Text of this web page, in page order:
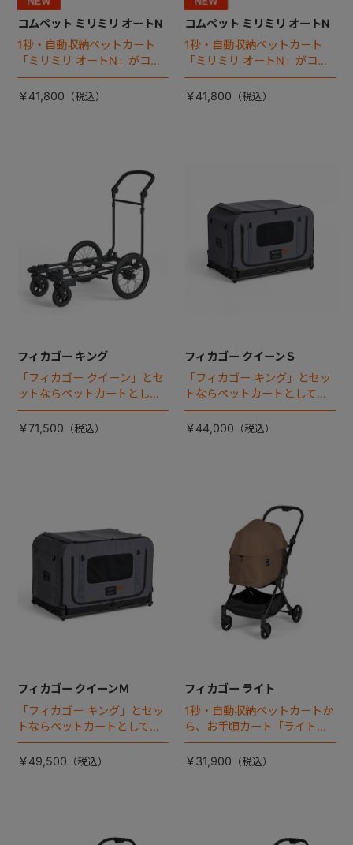
コムペット ミリミリ オートN
1秒・自動収納ペットカート
「ミリミリ オートN」がコム
ペットから登場！
￥41,800
コムペット ミリミリ オートN
1秒・自動収納ペットカート
「ミリミリ オートN」がコム
ペットから登場！
￥41,800
フィカゴー キング
「フィカゴー クイーン」とセ
ットならペットカートとして
使える、耐荷重50kgの大型犬
向け車体登場！
￥71,500
フィカゴー クイーンＳ
「フィカゴー キング」とセッ
トならペットカートとしても
使える、耐荷重30㎏の中～大
型犬向けケージが登場！
￥44,000
フィカゴー クイーンＭ
「フィカゴー キング」とセッ
トならペットカートとしても
使える、耐荷重50㎏の大型犬
向けケージが登場！
￥49,500
フィカゴー ライト
1秒・自動収納ペットカートか
ら、お手頃カート「ライト」
が登場！
￥31,900